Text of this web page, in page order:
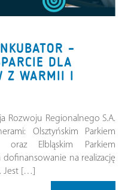
–
DLA
Z WARMII I
Rozwoju Regionalnego S.A.
Olsztyńskim Parkiem
oraz Elbląskim Parkiem
dofinansowanie na realizację
Jest […]